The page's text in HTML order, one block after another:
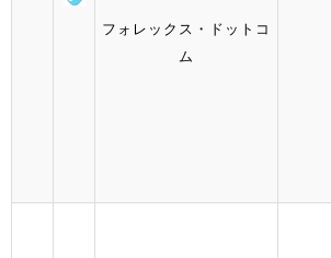
フォレックス・ドットコ
ム